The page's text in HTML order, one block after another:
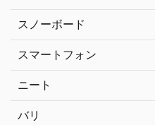
スノーボード
スマートフォン
ニート
バリ